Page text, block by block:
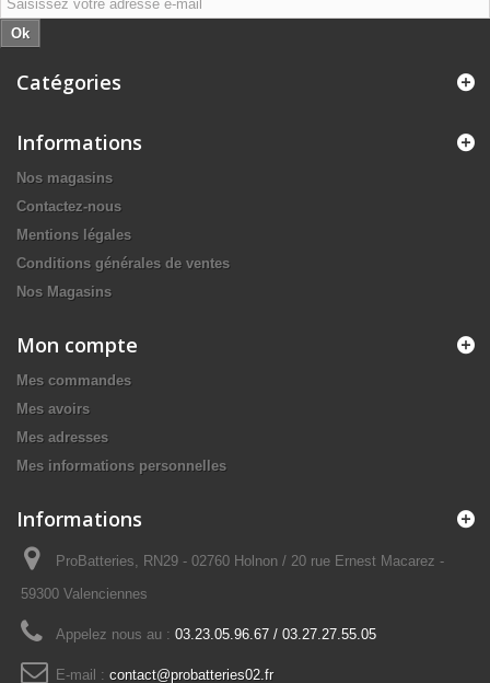
Ok
Catégories
Informations
Nos magasins
Contactez-nous
Mentions légales
Conditions générales de ventes
Nos Magasins
Mon compte
Mes commandes
Mes avoirs
Mes adresses
Mes informations personnelles
Informations
ProBatteries, RN29 - 02760 Holnon / 20 rue Ernest Macarez -
59300 Valenciennes
Appelez nous au : 03.23.05.96.67 / 03.27.27.55.05
E-mail : contact@probatteries02.fr